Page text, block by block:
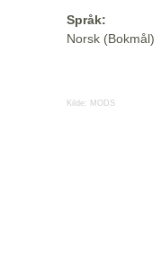
Språk:
Norsk (Bokmål)
Kilde: MODS